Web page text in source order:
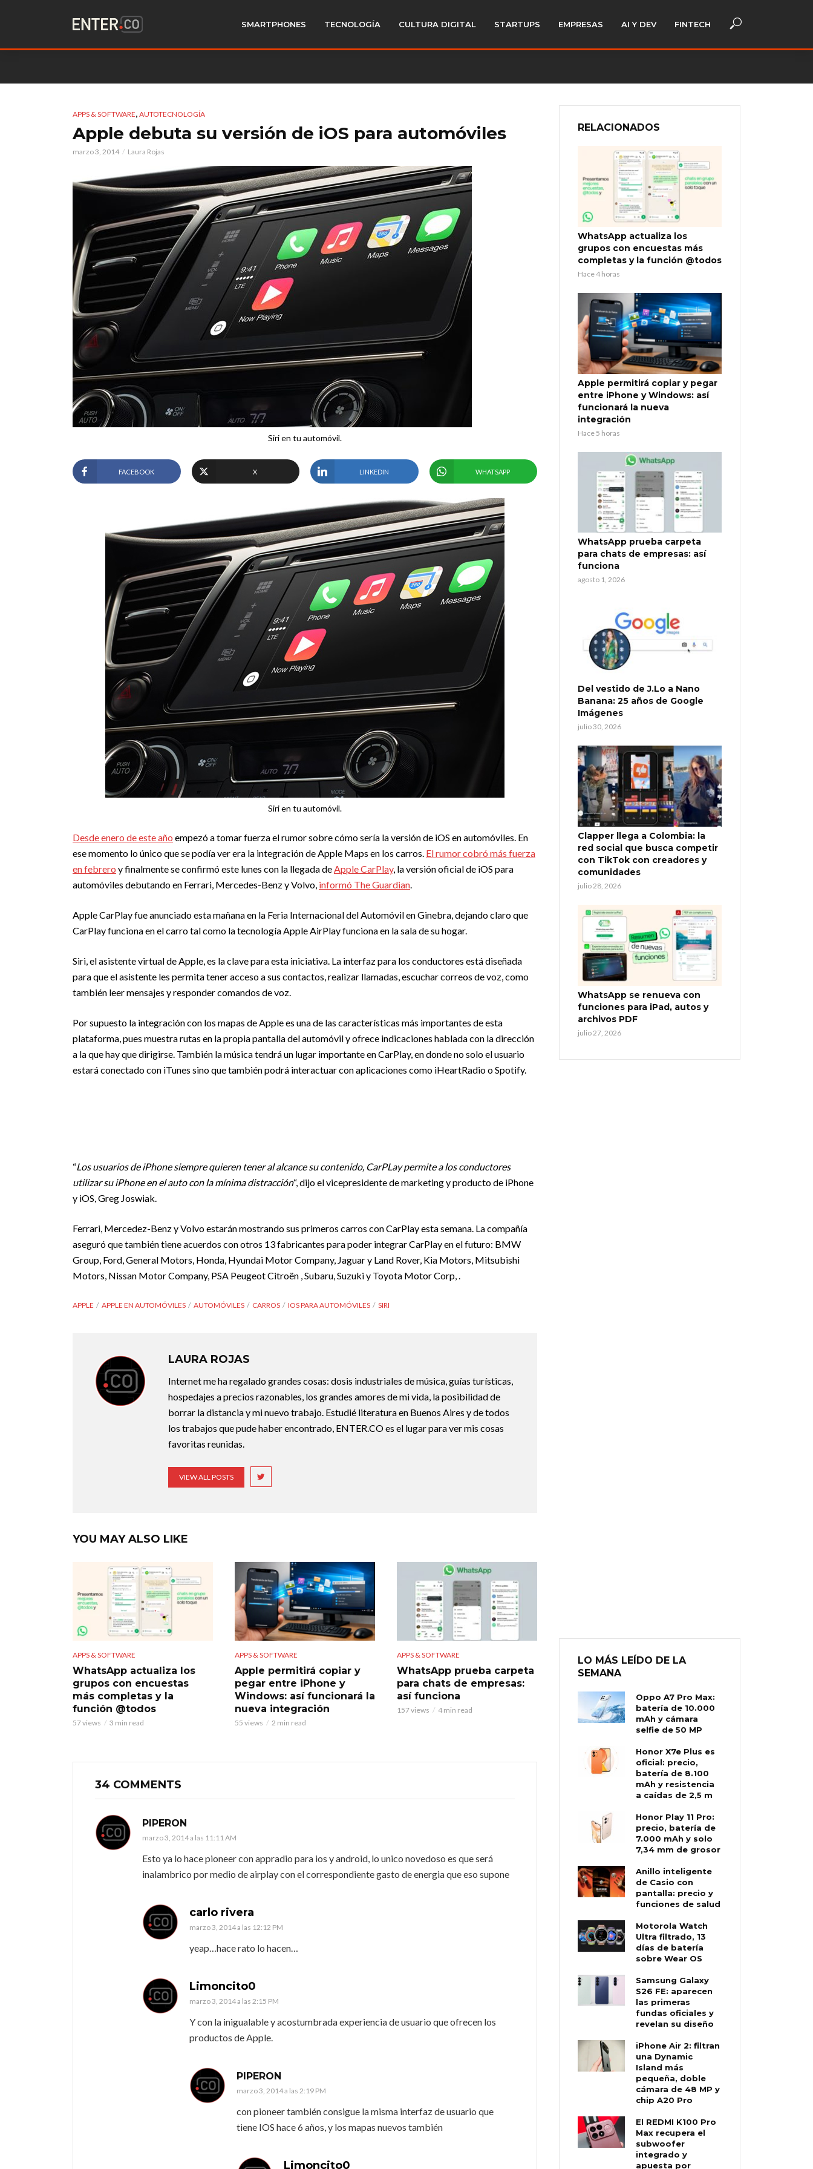
SMARTPHONES TECNOLOGÍA CULTURA DIGITAL STARTUPS EMPRESAS AI Y DEV FINTECH
APPS & SOFTWARE, AUTOTECNOLOGÍA
Apple debuta su versión de iOS para automóviles
marzo 3, 2014 Laura Rojas
Siri en tu automóvil.
FACEBOOK X LINKEDIN WHATSAPP
Siri en tu automóvil.
Desde enero de este año empezó a tomar fuerza el rumor sobre cómo sería la versión de iOS en automóviles. En
ese momento lo único que se podía ver era la integración de Apple Maps en los carros. El rumor cobró más fuerza
en febrero y finalmente se confirmó este lunes con la llegada deApple CarPlay, la versión oficial de iOS para
automóviles debutando en Ferrari, Mercedes-Benz y Volvo, informó The Guardian.
Apple CarPlay fue anunciado esta mañana en la Feria Internacional del Automóvil en Ginebra, dejando claro que
CarPlay funciona en el carro tal como la tecnología Apple AirPlay funciona en la sala de su hogar.
Siri, el asistente virtual de Apple, es la clave para esta iniciativa. La interfaz para los conductores está diseñada
para que el asistente les permita tener acceso a sus contactos, realizar llamadas, escuchar correos de voz, como
también leer mensajes y responder comandos de voz.
Por supuesto la integración con los mapas de Apple es una de las características más importantes de esta
plataforma, pues muestra rutas en la propia pantalla del automóvil y ofrece indicaciones hablada con la dirección
a la que hay que dirigirse. También la música tendrá un lugar importante en CarPlay, en donde no solo el usuario
estará conectado con iTunes sino que también podrá interactuar con aplicaciones como iHeartRadio o Spotify.
“Los usuarios de iPhone siempre quieren tener al alcance su contenido, CarPLay permite a los conductores
utilizar su iPhone en el auto con la mínima distracción“, dijo el vicepresidente de marketing y producto de iPhone
y iOS, Greg Joswiak.
Ferrari, Mercedez-Benz y Volvo estarán mostrando sus primeros carros con CarPlay esta semana. La compañía
aseguró que también tiene acuerdos con otros 13 fabricantes para poder integrar CarPlay en el futuro: BMW
Group, Ford, General Motors, Honda, Hyundai Motor Company, Jaguar y Land Rover, Kia Motors, Mitsubishi
Motors, Nissan Motor Company, PSA Peugeot Citroën , Subaru, Suzuki y Toyota Motor Corp, .
APPLE APPLE EN AUTOMÓVILES AUTOMÓVILES CARROS IOS PARA AUTOMÓVILES SIRI
LAURA ROJAS
Internet me ha regalado grandes cosas: dosis industriales de música, guías turísticas,
hospedajes a precios razonables, los grandes amores de mi vida, la posibilidad de
borrar la distancia y mi nuevo trabajo. Estudié literatura en Buenos Aires y de todos
los trabajos que pude haber encontrado, ENTER.CO es el lugar para ver mis cosas
favoritas reunidas.
VIEW ALL POSTS
YOU MAY ALSO LIKE
APPS & SOFTWARE
WhatsApp actualiza los
grupos con encuestas
más completas y la
función @todos
57 views 3 min read
APPS & SOFTWARE
Apple permitirá copiar y
pegar entre iPhone y
Windows: así funcionará la
nueva integración
55 views 2 min read
APPS & SOFTWARE
WhatsApp prueba carpeta
para chats de empresas:
así funciona
157 views 4 min read
34 COMMENTS
PIPERON
marzo 3, 2014 a las 11:11 AM
Esto ya lo hace pioneer con appradio para ios y android, lo unico novedoso es que será
inalambrico por medio de airplay con el correspondiente gasto de energia que eso supone
carlo rivera
marzo 3, 2014 a las 12:12 PM
yeap…hace rato lo hacen…
Limoncito0
marzo 3, 2014 a las 2:15 PM
Y con la inigualable y acostumbrada experiencia de usuario que ofrecen los
productos de Apple.
PIPERON
marzo 3, 2014 a las 2:19 PM
con pioneer también consigue la misma interfaz de usuario que
tiene IOS hace 6 años, y los mapas nuevos también
Limoncito0
RELACIONADOS
WhatsApp actualiza los
grupos con encuestas más
completas y la función @todos
Hace 4 horas
Apple permitirá copiar y pegar
entre iPhone y Windows: así
funcionará la nueva
integración
Hace 5 horas
WhatsApp prueba carpeta
para chats de empresas: así
funciona
agosto 1, 2026
Del vestido de J.Lo a Nano
Banana: 25 años de Google
Imágenes
julio 30, 2026
Clapper llega a Colombia: la
red social que busca competir
con TikTok con creadores y
comunidades
julio 28, 2026
WhatsApp se renueva con
funciones para iPad, autos y
archivos PDF
julio 27, 2026
LO MÁS LEÍDO DE LA
SEMANA
Oppo A7 Pro Max:
batería de 10.000
mAh y cámara
selfie de 50 MP
Honor X7e Plus es
oficial: precio,
batería de 8.100
mAh y resistencia
a caídas de 2,5 m
Honor Play 11 Pro:
precio, batería de
7.000 mAh y solo
7,34 mm de grosor
Anillo inteligente
de Casio con
pantalla: precio y
funciones de salud
Motorola Watch
Ultra filtrado, 13
días de batería
sobre Wear OS
Samsung Galaxy
S26 FE: aparecen
las primeras
fundas oficiales y
revelan su diseño
iPhone Air 2: filtran
una Dynamic
Island más
pequeña, doble
cámara de 48 MP y
chip A20 Pro
El REDMI K100 Pro
Max recupera el
subwoofer
integrado y
apuesta por